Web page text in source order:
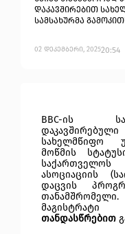
დაკავშირებით
სამსახურმა
02 დეკემბერი, 202520:54
BBC-ის
სახელმწიფო
მოწმის
ასოციაციის
დაცვის
თანდასწრებით